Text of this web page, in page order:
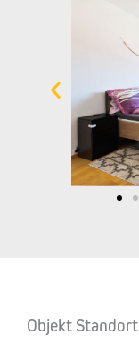
Objekt Standort